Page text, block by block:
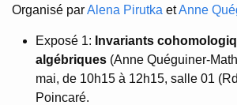
Organisé parAlena Pirutka etAnne
Exposé 1: Invariants
algébriques (Anne Quéguiner-
mai, de 10h15 à 12h15, salle 01
Poincaré.